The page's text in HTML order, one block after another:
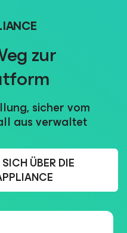
zur
sicher vom
aus verwaltet
ÜBER DIE